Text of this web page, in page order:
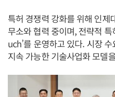
특허 경쟁력 강화를 위해 인제
무소와 협력 중이며, 전략적
uch’를 운영하고 있다. 시장
지속 가능한 기술사업화 모델